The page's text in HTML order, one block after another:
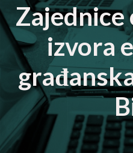
izvora